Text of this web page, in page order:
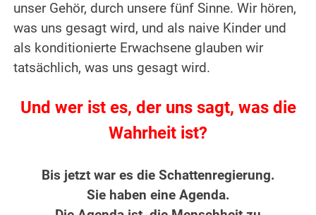
unser Gehör, durch unsere fünf Sinne.Wir hören,
was uns gesagt wird, und als naive Kinder und
als konditionierte Erwachsene glauben wir
tatsächlich, was uns gesagt wird.
Und wer ist es, der uns sagt, was die
Wahrheit ist?
Bis jetzt war es die Schattenregierung.
Sie haben eine Agenda.